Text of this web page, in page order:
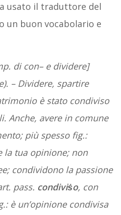
usato il traduttore del
un buon vocabolario e
di con– e dividere]
). – Dividere, spartire
è stato condiviso
. Anche, avere in comune
; più spesso fig.:
la tua opinione; non
; condividono la passione
pass. condiviṡo, con
è un’opinione condivisa